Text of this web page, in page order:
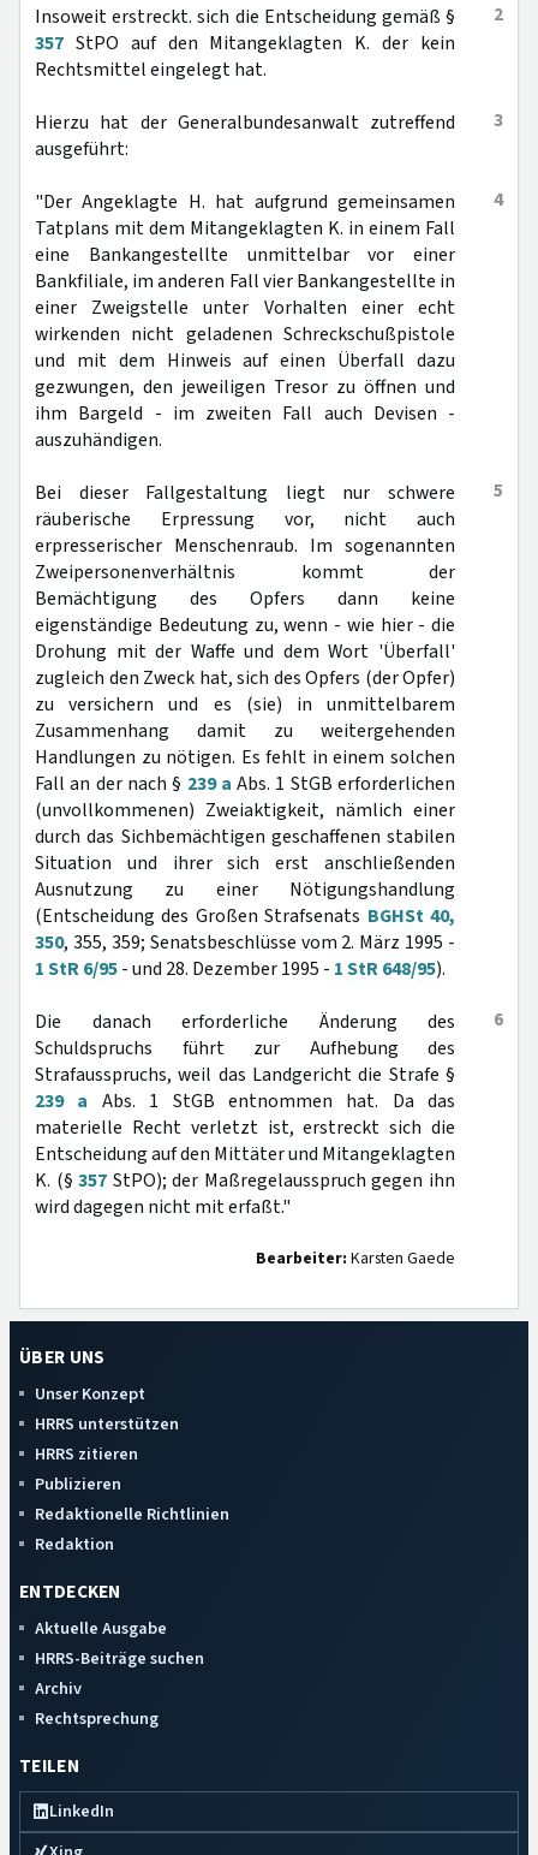
2
Insoweit erstreckt. sich die Entscheidung gemäß §
357 StPO auf den Mitangeklagten K. der kein
Rechtsmittel eingelegt hat.
3
Hierzu hat der Generalbundesanwalt zutreffend
ausgeführt:
4
"Der Angeklagte H. hat aufgrund gemeinsamen
Tatplans mit dem Mitangeklagten K. in einem Fall
eine Bankangestellte unmittelbar vor einer
Bankfiliale, im anderen Fall vier Bankangestellte in
einer Zweigstelle unter Vorhalten einer echt
wirkenden nicht geladenen Schreckschußpistole
und mit dem Hinweis auf einen Überfall dazu
gezwungen, den jeweiligen Tresor zu öffnen und
ihm Bargeld - im zweiten Fall auch Devisen -
auszuhändigen.
5
Bei dieser Fallgestaltung liegt nur schwere
räuberische Erpressung vor, nicht auch
erpresserischer Menschenraub. Im sogenannten
Zweipersonenverhältnis kommt der
Bemächtigung des Opfers dann keine
eigenständige Bedeutung zu, wenn - wie hier - die
Drohung mit der Waffe und dem Wort 'Überfall'
zugleich den Zweck hat, sich des Opfers (der Opfer)
zu versichern und es (sie) in unmittelbarem
Zusammenhang damit zu weitergehenden
Handlungen zu nötigen. Es fehlt in einem solchen
Fall an der nach § 239 a Abs. 1 StGB erforderlichen
(unvollkommenen) Zweiaktigkeit, nämlich einer
durch das Sichbemächtigen geschaffenen stabilen
Situation und ihrer sich erst anschließenden
Ausnutzung zu einer Nötigungshandlung
(Entscheidung des Großen Strafsenats BGHSt 40,
350, 355, 359; Senatsbeschlüsse vom 2. März 1995 -
1 StR 6/95- und 28. Dezember 1995 - 1 StR 648/95).
6
Die danach erforderliche Änderung des
Schuldspruchs führt zur Aufhebung des
Strafausspruchs, weil das Landgericht die Strafe §
239 a Abs. 1 StGB entnommen hat. Da das
materielle Recht verletzt ist, erstreckt sich die
Entscheidung auf den Mittäter und Mitangeklagten
K. (§357 StPO); der Maßregelausspruch gegen ihn
wird dagegen nicht mit erfaßt."
Bearbeiter: Karsten Gaede
ÜBER UNS
Unser Konzept
HRRS unterstützen
HRRS zitieren
Publizieren
Redaktionelle Richtlinien
Redaktion
ENTDECKEN
Aktuelle Ausgabe
HRRS-Beiträge suchen
Archiv
Rechtsprechung
TEILEN
LinkedIn